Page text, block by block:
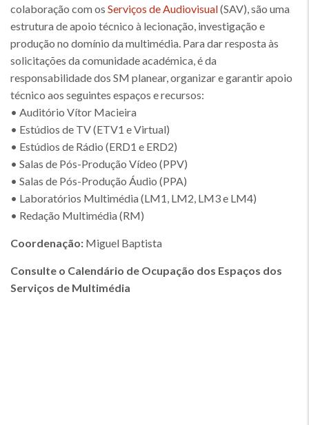
colaboração com os Serviços de Audiovisual(SAV), são uma
estrutura de apoio técnico à lecionação, investigação e
produção no domínio da multimédia. Para dar resposta às
solicitações da comunidade académica, é da
responsabilidade dos SM planear, organizar e garantir apoio
técnico aos seguintes espaços e recursos:
• Auditório Vítor Macieira
• Estúdios de TV (ETV1 e Virtual)
• Estúdios de Rádio (ERD1 e ERD2)
• Salas de Pós-Produção Vídeo (PPV)
• Salas de Pós-Produção Áudio (PPA)
• Laboratórios Multimédia (LM1, LM2, LM3 e LM4)
• Redação Multimédia (RM)
Coordenação: Miguel Baptista
Consulte o Calendário de Ocupação dos Espaços dos
Serviços de Multimédia